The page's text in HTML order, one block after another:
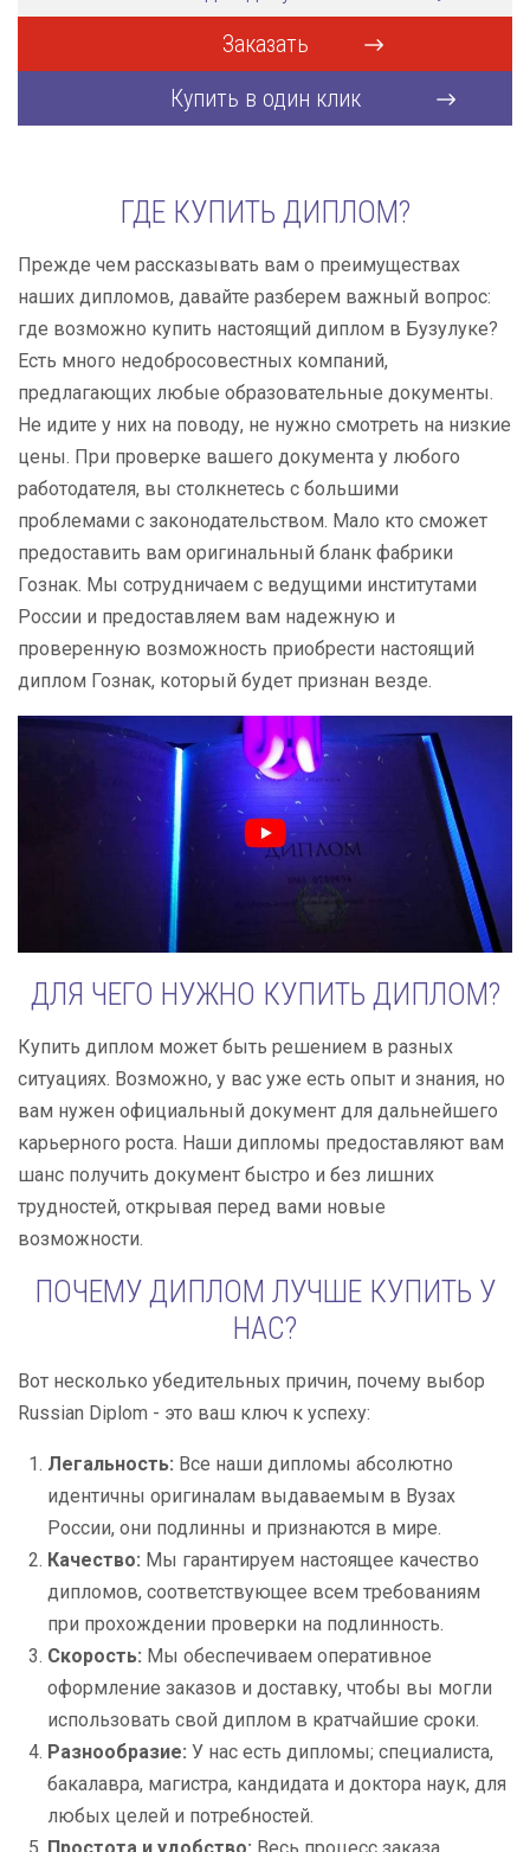
Заказать
Купить в один клик
ГДЕ КУПИТЬ ДИПЛОМ?
Прежде чем рассказывать вам о преимуществах
наших дипломов, давайте разберем важный вопрос:
где возможно купить настоящий диплом в Бузулуке?
Есть много недобросовестных компаний,
предлагающих любые образовательные документы.
Не идите у них на поводу, не нужно смотреть на низкие
цены. При проверке вашего документа у любого
работодателя, вы столкнетесь с большими
проблемами с законодательством. Мало кто сможет
предоставить вам оригинальный бланк фабрики
Гознак. Мы сотрудничаем с ведущими институтами
России и предоставляем вам надежную и
проверенную возможность приобрести настоящий
диплом Гознак, который будет признан везде.
ДЛЯ ЧЕГО НУЖНО КУПИТЬ ДИПЛОМ?
Купить диплом может быть решением в разных
ситуациях. Возможно, у вас уже есть опыт и знания, но
вам нужен официальный документ для дальнейшего
карьерного роста. Наши дипломы предоставляют вам
шанс получить документ быстро и без лишних
трудностей, открывая перед вами новые
возможности.
ПОЧЕМУ ДИПЛОМ ЛУЧШЕ КУПИТЬ У
НАС?
Вот несколько убедительных причин, почему выбор
Russian Diplom - это ваш ключ к успеху:
Легальность: Все наши дипломы абсолютно
идентичны оригиналам выдаваемым в Вузах
России, они подлинны и признаются в мире.
Качество: Мы гарантируем настоящее качество
дипломов, соответствующее всем требованиям
при прохождении проверки на подлинность.
Скорость: Мы обеспечиваем оперативное
оформление заказов и доставку, чтобы вы могли
использовать свой диплом в кратчайшие сроки.
Разнообразие: У нас есть дипломы; специалиста,
бакалавра, магистра, кандидата и доктора наук, для
любых целей и потребностей.